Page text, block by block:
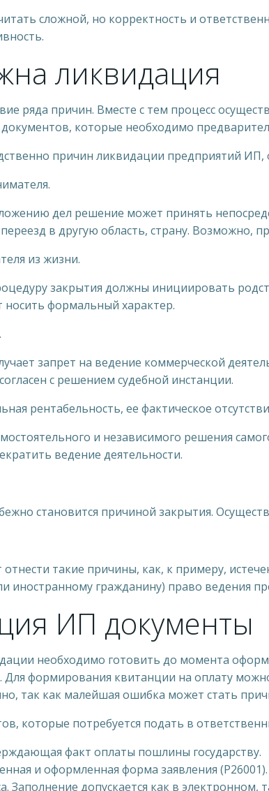
сложной, но корректность и
ликвидация
ряда причин. Вместе с тем процесс
документов, которые необходимо
причин ликвидации предприятий
дел решение может принять
в другую область, страну. Возможно,
из жизни.
закрытия должны инициировать
носить формальный характер.
запрет на ведение коммерческой
с решением судебной инстанции.
рентабельность, ее фактическое
и независимого решения
ведение деятельности.
становится причиной закрытия.
отнести такие причины, как, к примеру,
иностранному гражданину) право ведения
ИП документы
необходимо готовить до момента
Для формирования квитанции на оплату
так как малейшая ошибка может стать
которые потребуется подать в
факт оплаты пошлины государству.
и оформленная форма заявления
Заполнение допускается как в